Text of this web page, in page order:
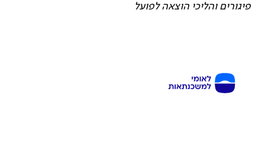
פיגורים והליכי הוצאה לפועל